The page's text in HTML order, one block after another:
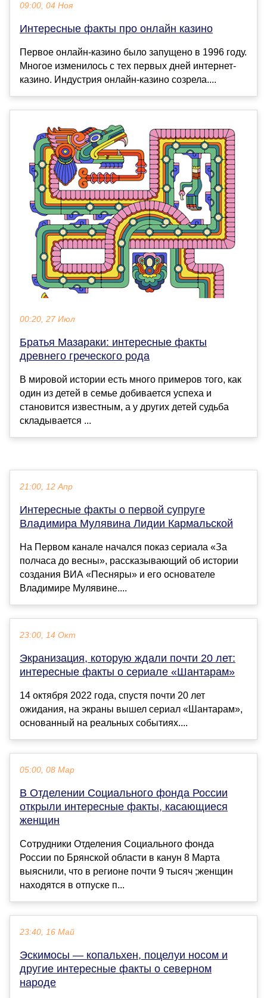
09:00, 04 Ноя
Интересные факты про онлайн казино
Первое онлайн-казино было запущено в 1996 году.
Многое изменилось с тех первых дней интернет-
казино. Индустрия онлайн-казино созрела....
00:20, 27 Июл
Братья Мазараки: интересные факты
древнего греческого рода
В мировой истории есть много примеров того, как
один из детей в семье добивается успеха и
становится известным, а у других детей судьба
складывается ...
21:00, 12 Апр
Интересные факты о первой супруге
Владимира Мулявина Лидии Кармальской
На Первом канале начался показ сериала «За
полчаса до весны», рассказывающий об истории
создания ВИА «Песняры» и его основателе
Владимире Мулявине....
23:00, 14 Окт
Экранизация, которую ждали почти 20 лет:
интересные факты о сериале «Шантарам»
14 октября 2022 года, спустя почти 20 лет
ожидания, на экраны вышел сериал «Шантарам»,
основанный на реальных событиях....
05:00, 08 Мар
В Отделении Социального фонда России
открыли интересные факты, касающиеся
женщин
Cотрудники Отделения Социального фонда
России по Брянской области в канун 8 Марта
выяснили, что в регионе почти 9 тысяч ;женщин
находятся в отпуске п...
23:40, 16 Май
Эскимосы — копальхен, поцелуи носом и
другие интересные факты о северном
народе